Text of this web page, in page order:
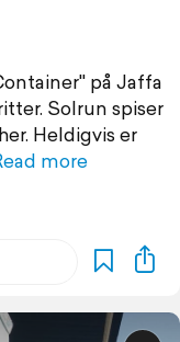
på Jaffa
Solrun spiser
Heldigvis er
more